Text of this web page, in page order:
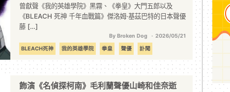
曾獻聲《我的英雄學院》黑霧、《拳皇》大門五郎以及
《BLEACH 死神 千年血戰篇》傑洛姆·基茲巴特的日本聲優
藤 […]
By Broken Dog
2026/05/21
BLEACH死神
我的英雄學院 拳皇 聲優 訃聞
飾演《名偵探柯南》毛利蘭聲優山崎和佳奈逝